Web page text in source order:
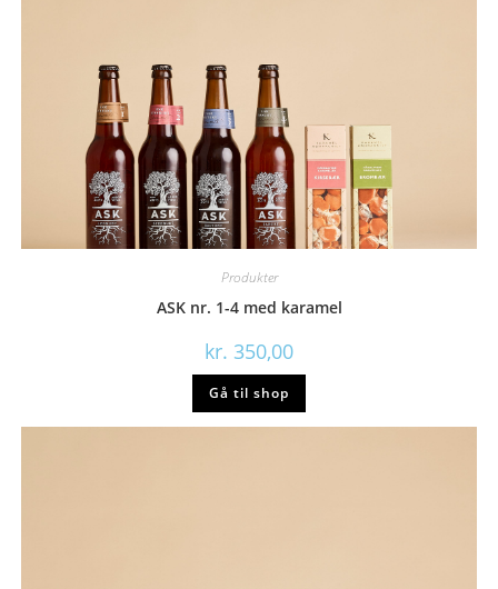
Produkter
ASK nr. 1-4 med karamel
kr. 350,00
Gå til shop